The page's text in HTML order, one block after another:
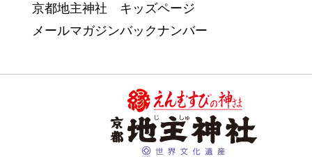
京都地主神社 キッズページ
メールマガジンバックナンバー